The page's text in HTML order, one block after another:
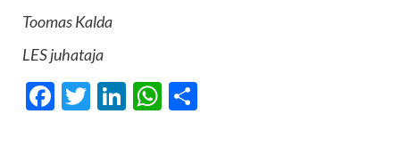
Toomas Kalda
LES juhataja
Facebook
Twitter
LinkedIn
WhatsApp